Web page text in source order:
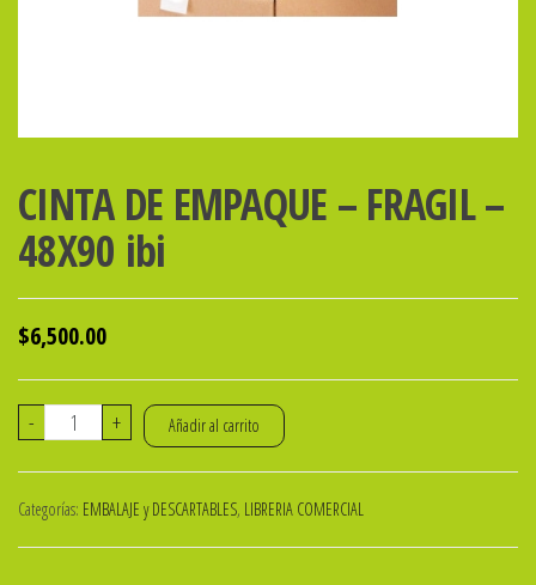
CINTA DE EMPAQUE – FRAGIL –
48X90 ibi
$6,500.00
-
CINTA
-
FRAGIL
+ Añadir al carrito
Categorías: EMBALAJE y DESCARTABLES, LIBRERIA COMERCIAL